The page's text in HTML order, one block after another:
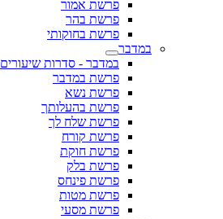
פרשת אמור
פרשת בהר
פרשת בחוקותי
במדבר
במדבר - סדרות שיעורים
פרשת במדבר
פרשת נשא
פרשת בהעלותך
פרשת שלח לך
פרשת קורח
פרשת חוקת
פרשת בלק
פרשת פינחס
פרשת מטות
פרשת מסעי